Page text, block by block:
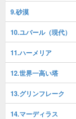
9.砂漠
10.ユバール（現代）
11.ハーメリア
12.世界一高い塔
13.グリンフレーク
14.マーディラス